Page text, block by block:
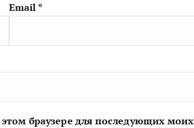
Email *
браузере для последующих моих